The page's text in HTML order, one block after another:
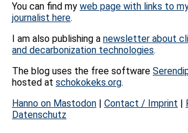
You can find my web page with links to
journalist here.
I am also publishing a newsletter about
and decarbonization technologies.
The blog uses the free software
hosted at schokokeks.org.
Hanno on Mastodon | Contact / Imprint |
Datenschutz